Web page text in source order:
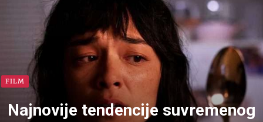
FILM
Najnovije tendencije suvremenog